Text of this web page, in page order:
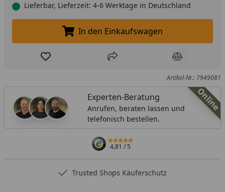
Lieferbar, Lieferzeit: 4-6 Werktage in Deutschland
In den Einkaufswagen legen
In den Einkaufswagen
Produkt zur Wunschliste hinzufügen
Teilen Produkt
Artikel-Nr.: 7949081
Online
Experten-Beratung
Anrufen, beraten lassen und
telefonisch bestellen.
4,81/ 5
Trusted Shops Käuferschutz